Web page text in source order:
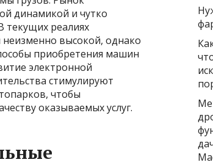
динамикой и чутко
текущих реалиях
неизменно высокой, однако
приобретения машин
электронной
стимулируют
чтобы
оказываемых услуг.